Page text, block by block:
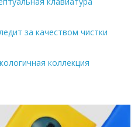
за качеством чистки
коллекция